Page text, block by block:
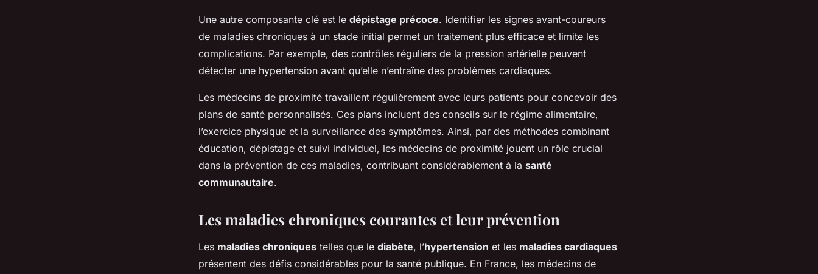
Une autre composante clé est le dépistage précoce. Identifier les signes avant-coureurs
de maladies chroniques à un stade initial permet un traitement plus efficace et limite les
complications. Par exemple, des contrôles réguliers de la pression artérielle peuvent
détecter une hypertension avant qu’elle n’entraîne des problèmes cardiaques.
Les médecins de proximité travaillent régulièrement avec leurs patients pour concevoir des
plans de santé personnalisés. Ces plans incluent des conseils sur le régime alimentaire,
l’exercice physique et la surveillance des symptômes. Ainsi, par des méthodes combinant
éducation, dépistage et suivi individuel, les médecins de proximité jouent un rôle crucial
dans la prévention de ces maladies, contribuant considérablement à la santé
communautaire.
Les maladies chroniques courantes et leur prévention
Les maladies chroniques telles que le diabète, l’hypertension et les maladies cardiaques
présentent des défis considérables pour la santé publique. En France, les médecins de